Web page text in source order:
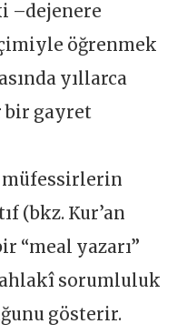
–dejenere
öğrenmek
yıllarca
bir gayret
müfessirlerin
(bkz. Kur’an
“meal yazarı”
sorumluluk
gösterir.